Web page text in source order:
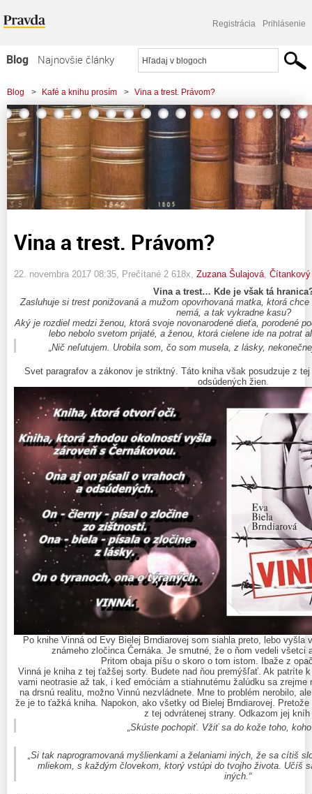
Registrácia Prihlásenie
Blog
Najnovšie články
Najčítanejšie články
Najkomentovanejšie články
Zoznam blogov
Komerčné blogy
Blog > Kafé a knihu prosím > Vina a trest. Právom?
Vina a trest. Právom?
22. novembra 2017 08:35 , Prečítané 2 618x, Zuzana Šulajová
Vina a trest… Kde je však tá
Zasluhuje si trest ponižovaná a mužom opovrhovaná matka, ktorá
nemá, a tak vykradne kasu?
Aký je rozdiel medzi ženou, ktorá svoje novonarodené dieťa, porodené
lebo nebolo svetom prijaté, a ženou, ktorá cielene ide na potrat
„Nič neľutujem. Urobila som, čo som musela, z lásky,
Svet paragrafov a zákonov je striktný. Táto kniha však posudzuje z
odsúdených žien.
Po knihe Vinná od Evy Bielej Brndiarovej som siahla preto, lebo vyšla
známeho zločinca Černáka. Je smutné, že o ňom vedeli všetci
Pritom obaja píšu o skoro o tom istom. Ibaže z
Vinná je kniha z tej ťažšej sorty. Budete nad ňou premýšľať. Ak patríte
vami neotrasie až tak, i keď emóciám a stiahnutému žalúdku sa
na drsnú realitu, možno Vinnú nezvládnete. Mne to problém nerobilo,
že je to ťažká kniha. Napokon, ako všetky od Bielej Brndiarovej.
z tej odvrátenej strany. Odkazom jej kníh
„Skúste pochopiť. Vžiť sa do kože toho, koho
„Si tak naprogramovaná myšlienkami a želaniami iných, že sa cítiš
mliekom, s každým človekom, ktorý vstúpi do tvojho života. Učíš
iných.“